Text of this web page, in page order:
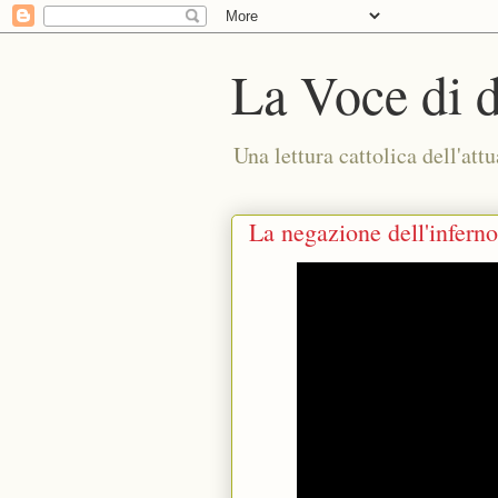
La Voce di
Una lettura cattolica
La negazione dell'inferno